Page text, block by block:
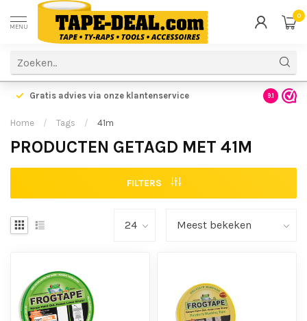
MENU
0
Gratis advies via onze klantenservice 9.1
Home / Tags / 41m
PRODUCTEN GETAGD MET 41M
FILTERS